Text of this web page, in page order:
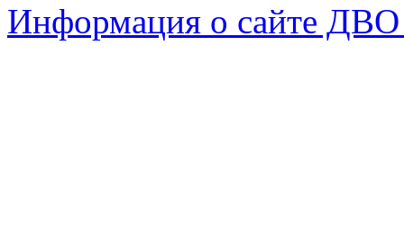
Информация о сайте